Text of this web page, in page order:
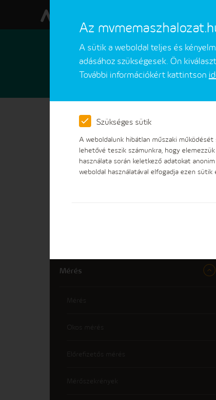
Ügyfeleinknek Ügyintézések
Mérés
Mérés
Okos mérés
Előrefizetős mérés
Mérőszekrények
Az
A sütik a weboldal teljes és
adásához szükségesek. Ön
További információkért kattintson
Szükséges sütik
A weboldalunk hibátlan műszaki működését
lehetővé teszik számunkra, hogy
használata során keletkező adatokat
weboldal használatával elfogadja ezen sütik